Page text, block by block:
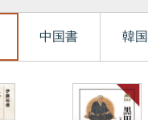
中国書 韓